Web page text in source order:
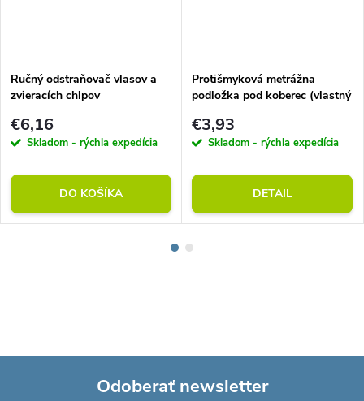
Ručný odstraňovač vlasov a
zvieracích chlpov
€6,16
Skladom - rýchla expedícia
DO KOŠÍKA
Protišmyková metrážna
podložka pod koberec (vlastný
€3,93
Skladom - rýchla expedícia
DETAIL
Odoberať newsletter